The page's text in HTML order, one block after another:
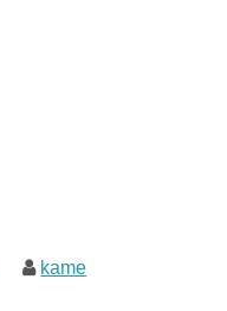
kame